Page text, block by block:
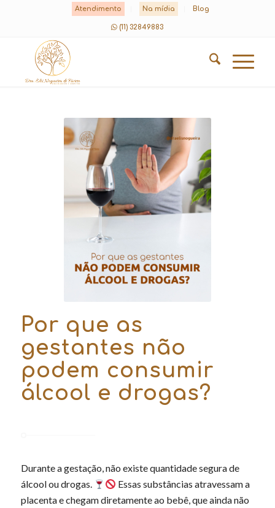
Atendimento Na mídia Blog
(11) 32849883
Por que as
gestantes não
podem consumir
álcool e drogas?
Durante a gestação, não existe quantidade segura de
álcool ou drogas.
Essas substâncias atravessam a
placenta e chegam diretamente ao bebê, que ainda não